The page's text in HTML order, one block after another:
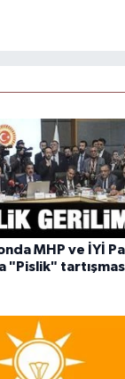
MHP ve İYİ
"Pislik"